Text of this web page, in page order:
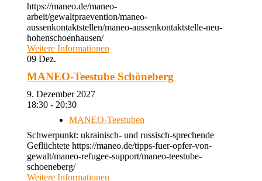
https://maneo.de/maneo-
arbeit/gewaltpraevention/maneo-
aussenkontaktstellen/maneo-aussenkontaktstelle-neu-
hohenschoenhausen/
Weitere Informationen
09 Dez.
MANEO-Teestube Schöneberg
9. Dezember 2027
18:30 - 20:30
MANEO-Teestuben
Schwerpunkt: ukrainisch- und russisch-sprechende
Geflüchtete https://maneo.de/tipps-fuer-opfer-von-
gewalt/maneo-refugee-support/maneo-teestube-
schoeneberg/
Weitere Informationen